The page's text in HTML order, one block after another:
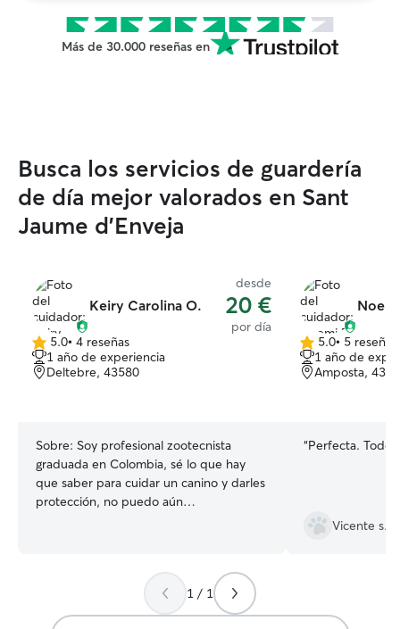
Más de 30.000 reseñas en
Busca los servicios de guardería
de día mejor valorados en Sant
Jaume d'Enveja
Keiry Carolina O.
desde
20 €
por día
5.0
de
5
5.0• 4 reseñas
1 año de experiencia
Deltebre, 43580
Sobre: Soy profesional zootecnista
graduada en Colombia, sé lo que hay
que saber para cuidar un canino y darles
protección, no puedo aún
por eso me encantaría acercarme a lo
que realmente me gusta y que mejor
que siendo niñera de estos angelitos.
5.0
de
5
5.0• 5 reseñas
1 año de
Amposta,
“Perfecta. Todo
Vicente s.
1 / 1